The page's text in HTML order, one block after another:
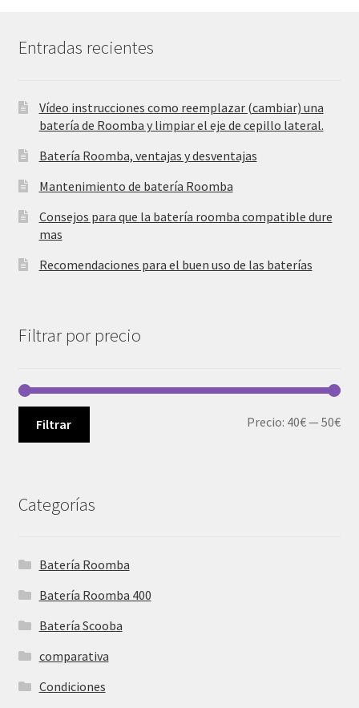
Entradas recientes
Vídeo instrucciones como reemplazar (cambiar) una
batería de Roomba y limpiar el eje de cepillo lateral.
Batería Roomba, ventajas y desventajas
Mantenimiento de batería Roomba
Consejos para que la batería roomba compatible dure
mas
Recomendaciones para el buen uso de las baterías
Filtrar por precio
Filtrar Precio: 40€—50€
Categorías
Batería Roomba
Batería Roomba 400
Batería Scooba
comparativa
Condiciones